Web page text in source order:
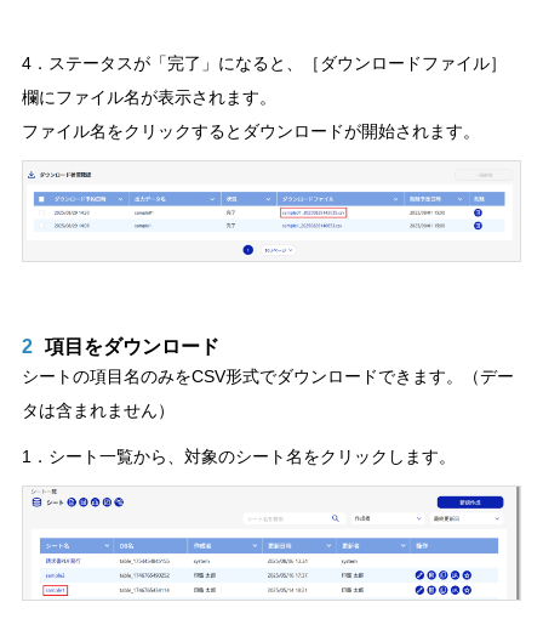
4．ステータスが「完了」になると、［ダウンロードファイル］
欄にファイル名が表示されます。
ファイル名をクリックするとダウンロードが開始されます。
2 項目をダウンロード
シートの項目名のみをCSV形式でダウンロードできます。（デー
タは含まれません）
1．シート一覧から、対象のシート名をクリックします。